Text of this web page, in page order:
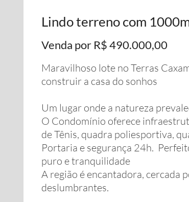
Lindo terreno com
Venda por R$ 490.000,00
Maravilhoso lote no Terras
construir a casa do sonhos
Um lugar onde a natureza
O Condomínio oferece
de Tênis, quadra poliesportiva,
Portaria e segurança 24h.
puro e tranquilidade
A região é encantadora, cercada
deslumbrantes.